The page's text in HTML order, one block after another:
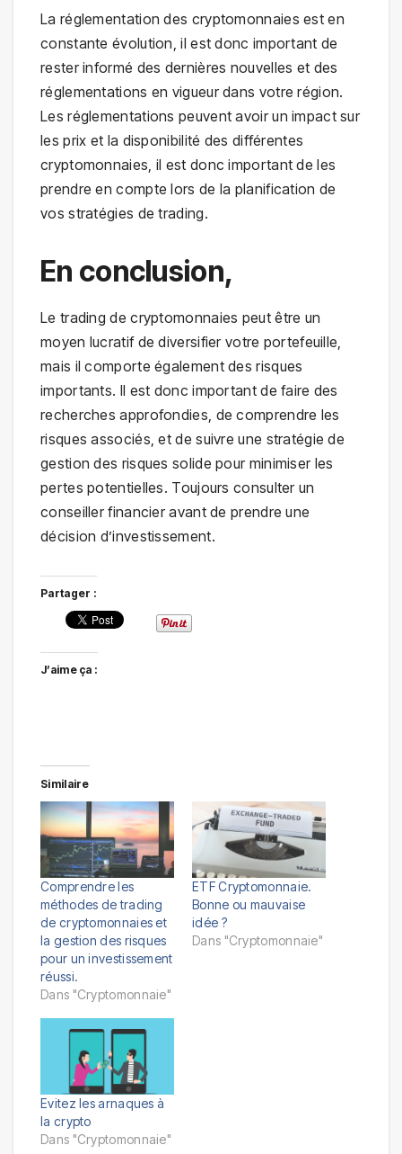
La réglementation des cryptomonnaies est en
constante évolution, il est donc important de
rester informé des dernières nouvelles et des
réglementations en vigueur dans votre région.
Les réglementations peuvent avoir un impact sur
les prix et la disponibilité des différentes
cryptomonnaies, il est donc important de les
prendre en compte lors de la planification de
vos stratégies de trading.
En conclusion,
Le trading de cryptomonnaies peut être un
moyen lucratif de diversifier votre portefeuille,
mais il comporte également des risques
importants. Il est donc important de faire des
recherches approfondies, de comprendre les
risques associés, et de suivre une stratégie de
gestion des risques solide pour minimiser les
pertes potentielles. Toujours consulter un
conseiller financier avant de prendre une
décision d’investissement.
Partager :
J’aime ça :
Similaire
Comprendre les
méthodes de trading
de cryptomonnaies et
la gestion des risques
pour un investissement
réussi.
Dans "Cryptomonnaie"
ETF Cryptomonnaie.
Bonne ou mauvaise
idée ?
Dans "Cryptomonnaie"
Evitez les arnaques à
la crypto
Dans "Cryptomonnaie"